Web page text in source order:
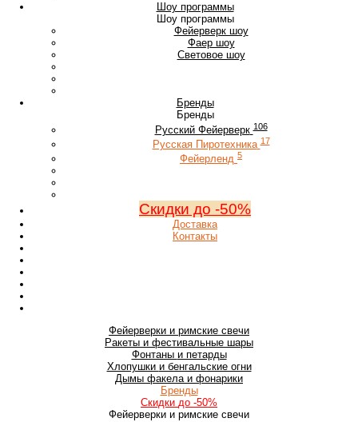
Шоу программы
Шоу программы
Фейерверк шоу
Фаер шоу
Световое шоу
Бренды
Бренды
Русский Фейерверк 106
Русская Пиротехника 17
Фейерленд 5
Скидки до -50%
Доставка
Контакты
Фейерверки и римские свечи
Ракеты и фестивальные шары
Фонтаны и петарды
Хлопушки и бенгальские огни
Дымы факела и фонарики
Бренды
Скидки до -50%
Фейерверки и римские свечи